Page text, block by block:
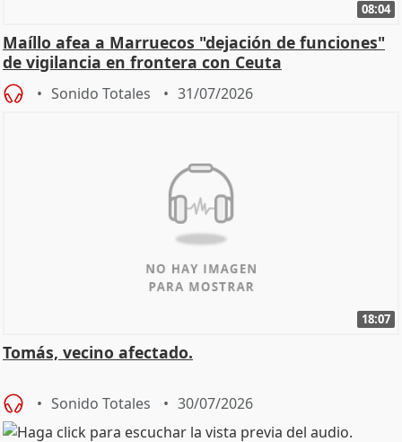
08:04
Maíllo afea a Marruecos "dejación de funciones"
de vigilancia en frontera con Ceuta
Sonido Totales 31/07/2026
18:07
Tomás, vecino afectado.
Sonido Totales 30/07/2026